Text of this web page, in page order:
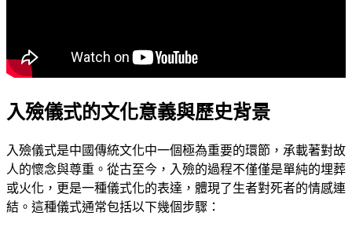
入殮儀式的文化意義與歷史背景
入殮儀式是中國傳統文化中一個極為重要的環節，承載著對故
人的懷念與尊重。從古至今，入殮的過程不僅僅是單純的埋葬
或火化，更是一種儀式化的表達，體現了生者對死者的情感連
結。這種儀式通常包括以下幾個步驟：